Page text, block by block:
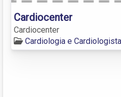
Cardiocenter
Cardiocenter
Cardiologia e